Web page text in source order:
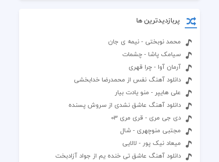
پربازدیدترین ها
محمد نوبختی - نیمه ی جان
سیامک پاشا - چشمات
آرمان آوا - چرا قهری
دانلود آهنگ نفس از محمدرضا خدابخشی
علی هایپر - منو یادت بیار
دانلود آهنگ عاشق نشدی از سروش پسنده
دی جی مری - قری مری 03
مجتبی منوچهری - شال
میعاد نیک پور - لالایی
دانلود آهنگ عاشق تی خنده یم از جواد آزادبخت